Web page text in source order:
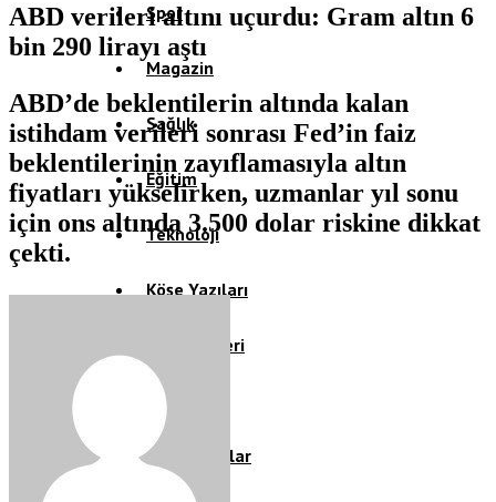
Spor
Magazin
Sağlık
Eğitim
Teknoloji
Köşe Yazıları
Video Galeri
Röportaj
Resmi İlanlar
ABD verileri altını uçurdu: Gram altın 6
bin 290 lirayı aştı
ABD’de beklentilerin altında kalan
istihdam verileri sonrası Fed’in faiz
beklentilerinin zayıflamasıyla altın
fiyatları yükselirken, uzmanlar yıl sonu
için ons altında 3.500 dolar riskine dikkat
çekti.